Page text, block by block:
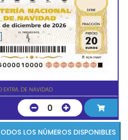
EXTRA. DE NAVIDAD
0
VER TODOS LOS NÚMEROS DISPONIBLES